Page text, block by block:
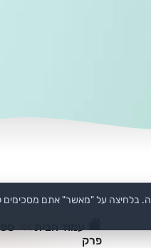
עמוד הבית >>
פרק
בלחיצה על "מאשר" אתם מסכימים